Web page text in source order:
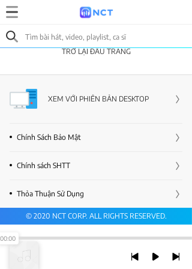
TRỞ LẠI ĐẦU TRANG
XEM VỚI PHIÊN BẢN DESKTOP
Chính Sách Bảo Mật
Chính sách SHTT
Thỏa Thuận Sử Dụng
© 2020 NCT CORP. ALL RIGHTS RESERVED.
00:00